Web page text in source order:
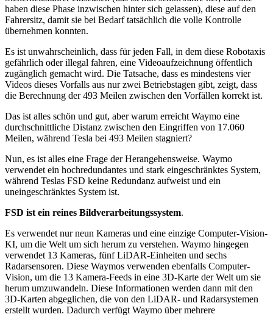
haben diese Phase inzwischen hinter sich gelassen), diese auf den
Fahrersitz, damit sie bei Bedarf tatsächlich die volle Kontrolle
übernehmen konnten.
Es ist unwahrscheinlich, dass für jeden Fall, in dem diese Robotaxis
gefährlich oder illegal fahren, eine Videoaufzeichnung öffentlich
zugänglich gemacht wird. Die Tatsache, dass es mindestens vier
Videos dieses Vorfalls aus nur zwei Betriebstagen gibt, zeigt, dass
die Berechnung der 493 Meilen zwischen den Vorfällen korrekt ist.
Das ist alles schön und gut, aber warum erreicht Waymo eine
durchschnittliche Distanz zwischen den Eingriffen von 17.060
Meilen, während Tesla bei 493 Meilen stagniert?
Nun, es ist alles eine Frage der Herangehensweise. Waymo
verwendet ein hochredundantes und stark eingeschränktes System,
während Teslas FSD keine Redundanz aufweist und ein
uneingeschränktes System ist.
FSD ist ein reines Bildverarbeitungssystem.
Es verwendet nur neun Kameras und eine einzige Computer-Vision-
KI, um die Welt um sich herum zu verstehen. Waymo hingegen
verwendet 13 Kameras, fünf LiDAR-Einheiten und sechs
Radarsensoren. Diese Waymos verwenden ebenfalls Computer-
Vision, um die 13 Kamera-Feeds in eine 3D-Karte der Welt um sie
herum umzuwandeln. Diese Informationen werden dann mit den
3D-Karten abgeglichen, die von den LiDAR- und Radarsystemen
erstellt wurden. Dadurch verfügt Waymo über mehrere